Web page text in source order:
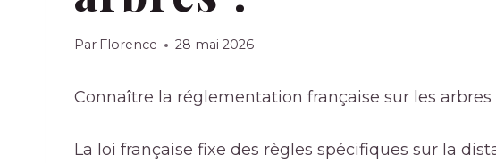
Par Florence 28 mai 2026
Connaître la réglementation française sur les
La loi française fixe des règles spécifiques sur la